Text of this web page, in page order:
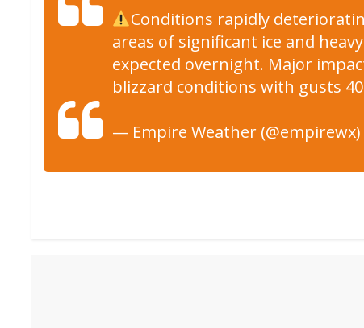
Conditions rapidly
areas of significant ice and
expected overnight. Major
blizzard conditions with gusts
— Empire Weather (@empirewx)